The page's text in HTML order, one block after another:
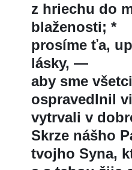
z hriechu do
blaženosti; *
prosíme ťa,
lásky, —
aby sme
ospravedlnil
vytrvali v
Skrze nášho
tvojho Syna,